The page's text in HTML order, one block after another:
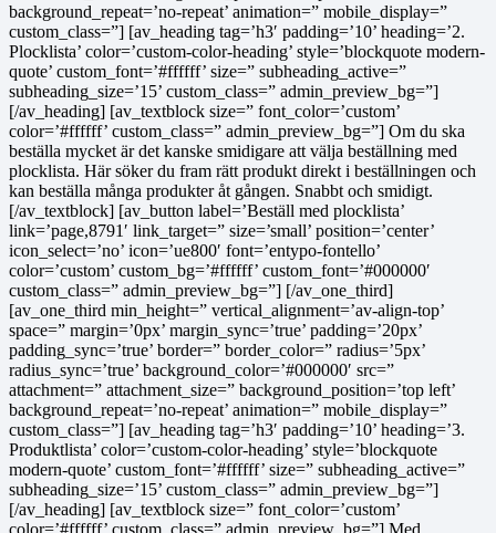
background_repeat=’no-repeat’ animation=” mobile_display=”
custom_class=”] [av_heading tag=’h3′ padding=’10’ heading=’2.
Plocklista’ color=’custom-color-heading’ style=’blockquote modern-
quote’ custom_font=’#ffffff’ size=” subheading_active=”
subheading_size=’15’ custom_class=” admin_preview_bg=”]
[/av_heading] [av_textblock size=” font_color=’custom’
color=’#ffffff’ custom_class=” admin_preview_bg=”] Om du ska
beställa mycket är det kanske smidigare att välja beställning med
plocklista. Här söker du fram rätt produkt direkt i beställningen och
kan beställa många produkter åt gången. Snabbt och smidigt.
[/av_textblock] [av_button label=’Beställ med plocklista’
link=’page,8791′ link_target=” size=’small’ position=’center’
icon_select=’no’ icon=’ue800′ font=’entypo-fontello’
color=’custom’ custom_bg=’#ffffff’ custom_font=’#000000′
custom_class=” admin_preview_bg=”] [/av_one_third]
[av_one_third min_height=” vertical_alignment=’av-align-top’
space=” margin=’0px’ margin_sync=’true’ padding=’20px’
padding_sync=’true’ border=” border_color=” radius=’5px’
radius_sync=’true’ background_color=’#000000′ src=”
attachment=” attachment_size=” background_position=’top left’
background_repeat=’no-repeat’ animation=” mobile_display=”
custom_class=”] [av_heading tag=’h3′ padding=’10’ heading=’3.
Produktlista’ color=’custom-color-heading’ style=’blockquote
modern-quote’ custom_font=’#ffffff’ size=” subheading_active=”
subheading_size=’15’ custom_class=” admin_preview_bg=”]
[/av_heading] [av_textblock size=” font_color=’custom’
color=’#ffffff’ custom_class=” admin_preview_bg=”] Med